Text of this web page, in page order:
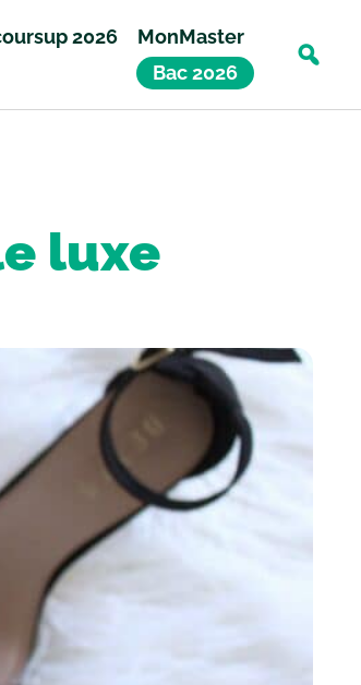
2026
MonMaster
Bac 2026
luxe